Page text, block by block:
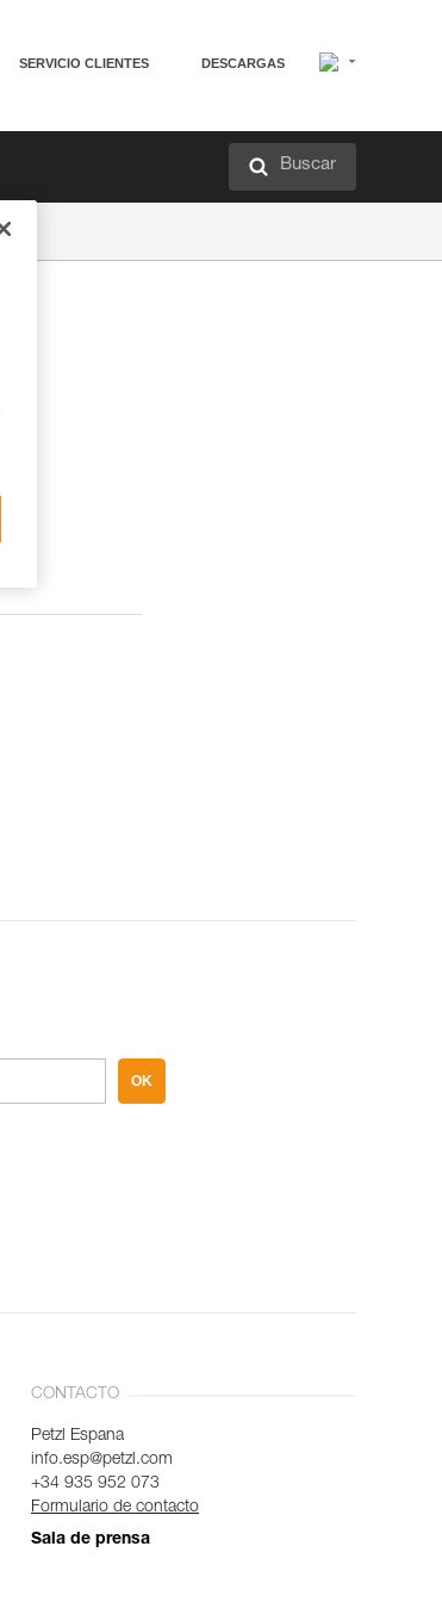
SERVICIO CLIENTES DESCARGAS
Buscar
OK
CONTACTO
Petzl Espana
info.esp@petzl.com
+34 935 952 073
Formulario de contacto
Sala de prensa